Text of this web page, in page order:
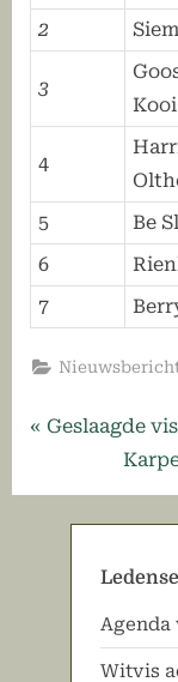
2
3
Kooi
4
5 Be
6
7
Bericht
navigatie
P
e
Geslaagde
N
e
x
P
o
s
Witvis